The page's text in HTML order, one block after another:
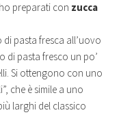
preparati con zucca
pasta fresca all’uovo
di pasta fresco un po’
Si ottengono con uno
che è simile a uno
larghi del classico